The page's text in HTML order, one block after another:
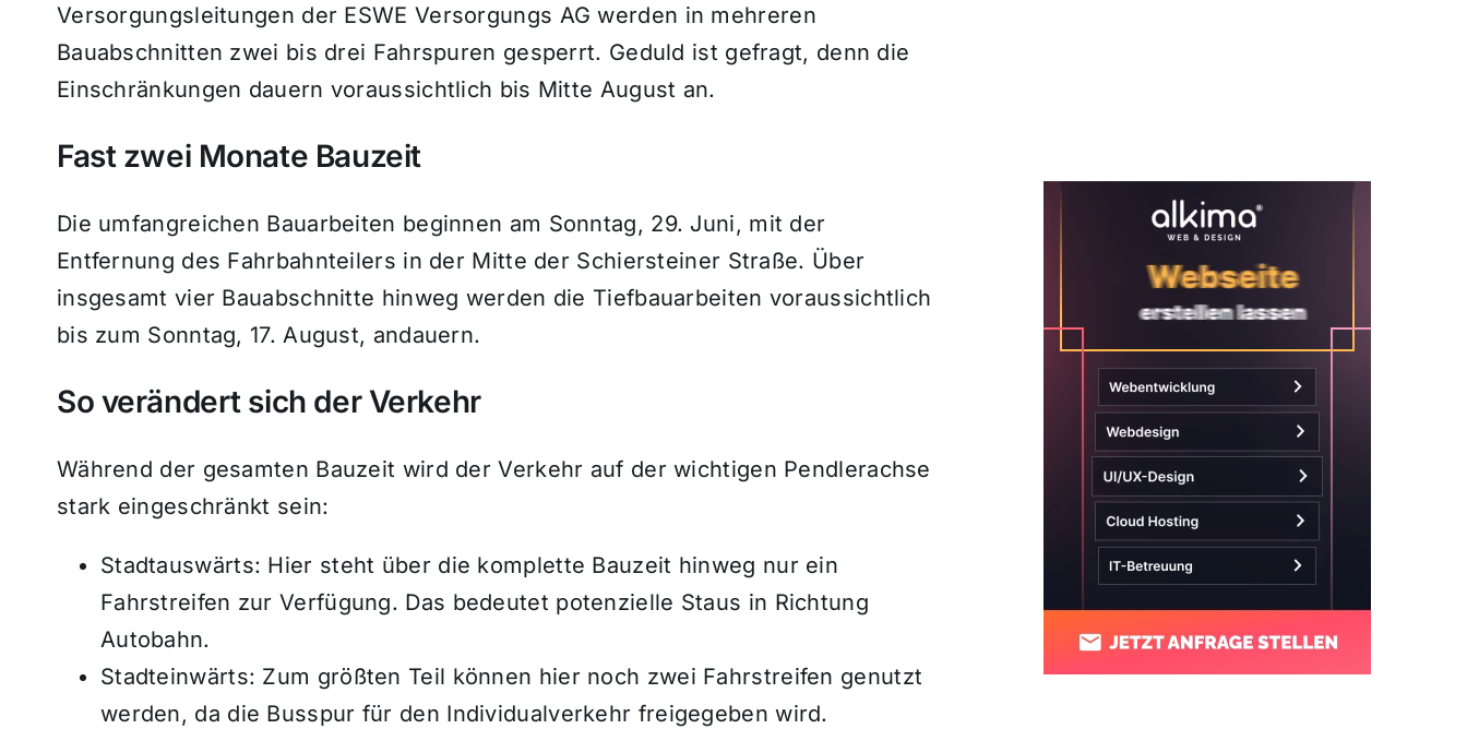
Versorgungsleitungen der ESWE Versorgungs AG werden in mehreren
Bauabschnitten zwei bis drei Fahrspuren gesperrt. Geduld ist gefragt, denn die
Einschränkungen dauern voraussichtlich bis Mitte August an.
Fast zwei Monate Bauzeit
Die umfangreichen Bauarbeiten beginnen am Sonntag, 29. Juni, mit der
Entfernung des Fahrbahnteilers in der Mitte der Schiersteiner Straße. Über
insgesamt vier Bauabschnitte hinweg werden die Tiefbauarbeiten voraussichtlich
bis zum Sonntag, 17. August, andauern.
So verändert sich der Verkehr
Während der gesamten Bauzeit wird der Verkehr auf der wichtigen Pendlerachse
stark eingeschränkt sein:
Stadtauswärts: Hier steht über die komplette Bauzeit hinweg nur ein
Fahrstreifen zur Verfügung. Das bedeutet potenzielle Staus in Richtung
Autobahn.
Stadteinwärts: Zum größten Teil können hier noch zwei Fahrstreifen genutzt
werden, da die Busspur für den Individualverkehr freigegeben wird.